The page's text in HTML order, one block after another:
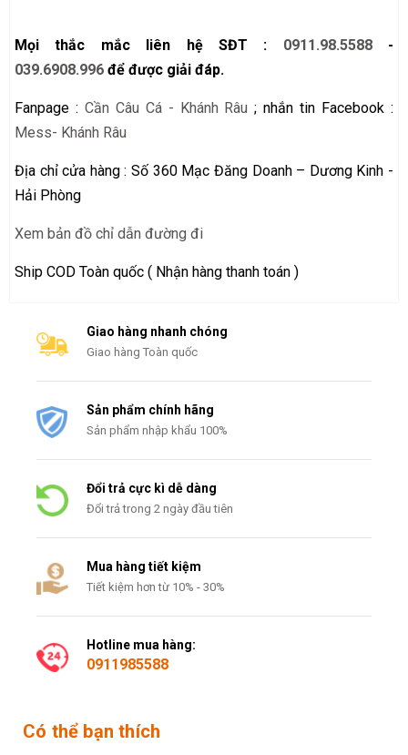
Mọi thắc mắc liên hệ SĐT : 0911.98.5588-
039.6908.996 để được giải đáp.
Fanpage : Cần Câu Cá - Khánh Râu ; nhắn tin Facebook :
Mess- Khánh Râu
Địa chỉ cửa hàng : Số 360 Mạc Đăng Doanh – Dương Kinh -
Hải Phòng
Xem bản đồ chỉ dẫn đường đi
Ship COD Toàn quốc ( Nhận hàng thanh toán )
Giao hàng nhanh chóng
Giao hàng Toàn quốc
Sản phẩm chính hãng
Sản phẩm nhập khẩu 100%
Đổi trả cực kì dễ dàng
Đổi trả trong 2 ngày đầu tiên
Mua hàng tiết kiệm
Tiết kiệm hơn từ 10% - 30%
Hotline mua hàng:
0911985588
Có thể bạn thích